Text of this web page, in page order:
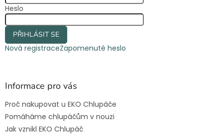
Heslo
PŘIHLÁSIT SE
Nová registraceZapomenuté heslo
Informace pro vás
Proč nakupovat u EKO Chlupáče
Pomáháme chlupáčům v nouzi
Jak vznikl EKO Chlupáč